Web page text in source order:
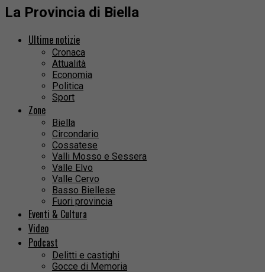
La Provincia di Biella
Ultime notizie
Cronaca
Attualità
Economia
Politica
Sport
Zone
Biella
Circondario
Cossatese
Valli Mosso e Sessera
Valle Elvo
Valle Cervo
Basso Biellese
Fuori provincia
Eventi & Cultura
Video
Podcast
Delitti e castighi
Gocce di Memoria